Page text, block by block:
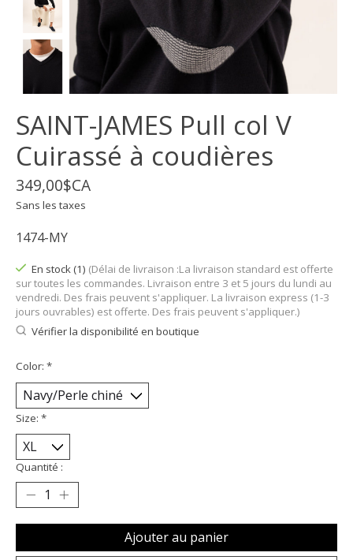
SAINT-JAMES Pull col V
Cuirassé à coudières
349,00$CA
Sans les taxes
1474-MY
En stock (1) (Délai de livraison :La livraison standard est offerte
sur toutes les commandes. Livraison entre 3 et 5 jours du lundi au
vendredi. Des frais peuvent s'appliquer. La livraison express (1-3
jours ouvrables) est offerte. Des frais peuvent s'appliquer.)
Vérifier la disponibilité en boutique
Color: *
Size: *
Quantité :
Ajouter au panier